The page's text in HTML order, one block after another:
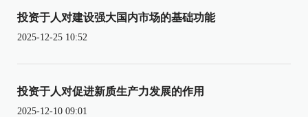
投资于人对建设强大国内市场的基础功能
2025-12-25 10:52
投资于人对促进新质生产力发展的作用
2025-12-10 09:01